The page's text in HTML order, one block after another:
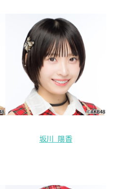
坂川 陽香